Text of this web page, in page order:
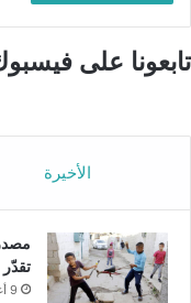
تابعونا على
الأخيرة
تقدّر
9 أغسطس، 2026